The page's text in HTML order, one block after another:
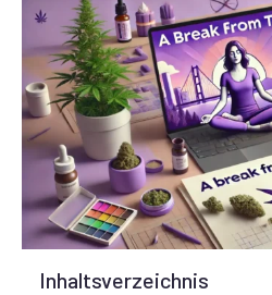
Inhaltsverzeichnis